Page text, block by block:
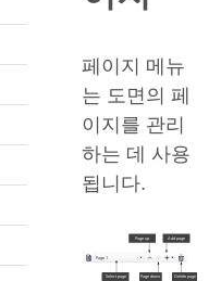
페이지 메뉴
는 도면의 페
이지를 관리
하는 데 사용
됩니다.